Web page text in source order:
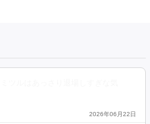
2026年06月22日